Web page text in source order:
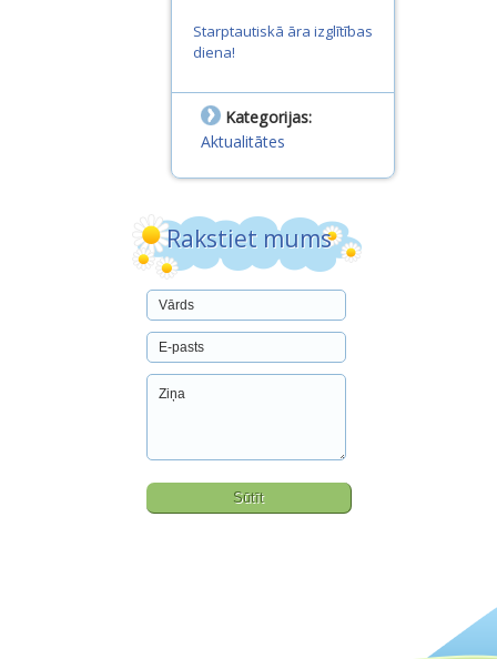
Starptautiskā āra izglītības
diena!
Kategorijas:
Aktualitātes
Rakstiet mums